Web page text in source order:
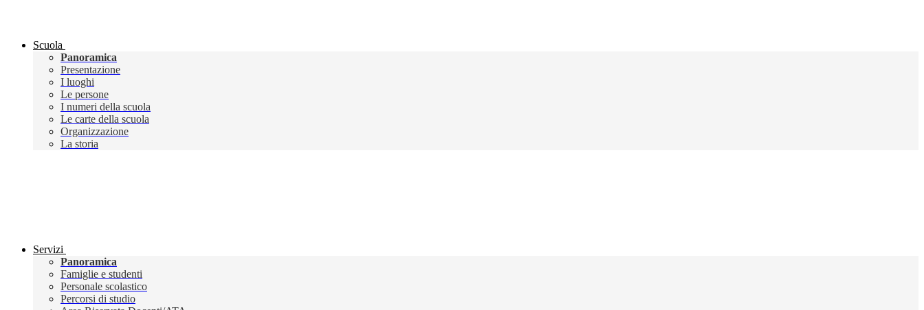
Scuola
Panoramica
Presentazione
I luoghi
Le persone
I numeri della scuola
Le carte della scuola
Organizzazione
La storia
Servizi
Panoramica
Famiglie e studenti
Personale scolastico
Percorsi di studio